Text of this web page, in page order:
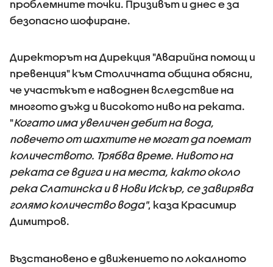
проблемните точки. Призивът и днес е за
безопасно шофиране.
Директорът на Дирекция "Аварийна помощ и
превенция" към Столичната община обясни,
че участъкът е наводнен вследствие на
многото дъжд и високото ниво на реката.
"Когато има увеличен дебит на вода,
повечето от шахтите не могат да поемат
количеството. Трябва време. Нивото на
реката се вдига и на места, както около
река Слатинска и в Нови Искър, се завирява
голямо количество вода", каза Красимир
Димитров.
Възстановено е движението по локалното